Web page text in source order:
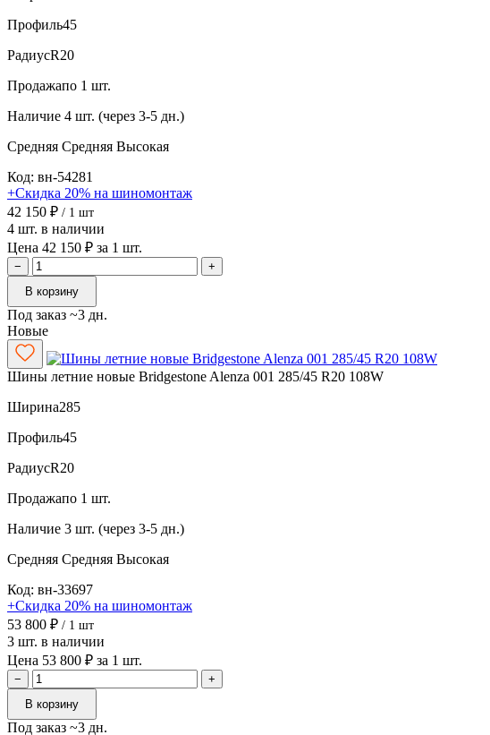
Профиль45
РадиусR20
Продажапо 1 шт.
Наличие 4 шт. (через 3-5 дн.)
Средняя Средняя Высокая
Код: вн-54281
+Скидка 20% на шиномонтаж
42 150 ₽ / 1 шт
4 шт. в наличии
Цена 42 150 ₽ за 1 шт.
−
+
В корзину
Под заказ ~3 дн.
Новые
Шины летние новые Bridgestone Alenza 001 285/45 R20 108W
Ширина285
Профиль45
РадиусR20
Продажапо 1 шт.
Наличие 3 шт. (через 3-5 дн.)
Средняя Средняя Высокая
Код: вн-33697
+Скидка 20% на шиномонтаж
53 800 ₽ / 1 шт
3 шт. в наличии
Цена 53 800 ₽ за 1 шт.
−
+
В корзину
Под заказ ~3 дн.